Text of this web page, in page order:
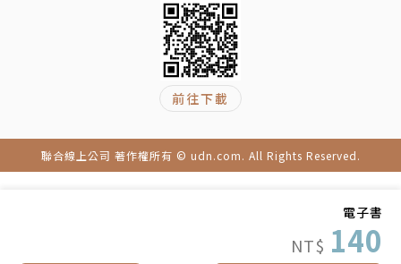
電子書
NT$ 140
前往下載
聯合線上公司 著作權所有 © udn.com. All Rights Reserved.